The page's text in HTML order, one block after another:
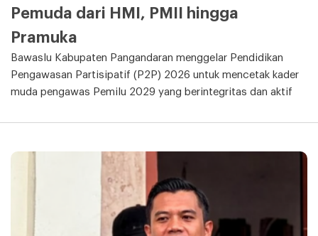
Pemuda dari HMI, PMII hingga
Pramuka
Bawaslu Kabupaten Pangandaran menggelar Pendidikan
Pengawasan Partisipatif (P2P) 2026 untuk mencetak kader
muda pengawas Pemilu 2029 yang berintegritas dan aktif